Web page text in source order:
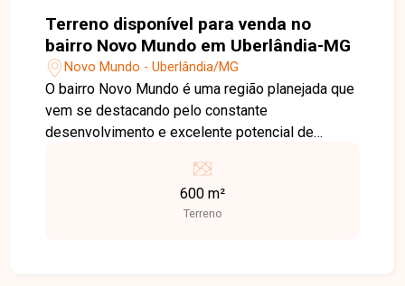
Terreno disponível para venda no
bairro Novo Mundo em Uberlândia-MG
Novo Mundo - Uberlândia/MG
O bairro Novo Mundo é uma região planejada que
vem se destacando pelo constante
desenvolvimento e excelente potencial de
tranquilas, áreas de lazer e fácil acesso às
principais vias da cidade, o bairro oferece
qualidade de vida para moradores e ótimas
600 m²
Terreno